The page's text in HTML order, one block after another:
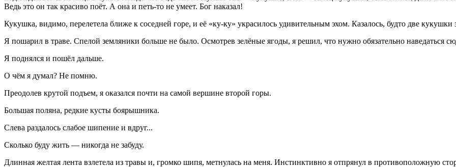
Ведь это он так красиво поёт. А она и петь-то не умеет. Бог наказал!
Кукушка, видимо, перелетела ближе к соседней горе, и её «ку-ку» украсилось удивительным эхом. Казалось, будто две кукушки
Я пошарил в траве. Спелой земляники больше не было. Осмотрев зелёные ягоды, я решил, что нужно обязательно наведаться
Я поднялся и пошёл дальше.
О чём я думал? Не помню.
Преодолев крутой подъем, я оказался почти на самой вершине второй горы.
Большая поляна, редкие кусты боярышника.
Слева раздалось слабое шипение и вдруг...
Сколько буду жить — никогда не забуду.
Длинная желтая лента взлетела из травы и, громко шипя, метнулась на меня. Инстинктивно я отпрянул в противоположную